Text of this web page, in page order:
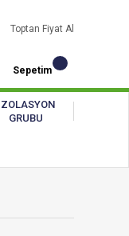
Toptan Fiyat Al
Sepetim
GRUBU